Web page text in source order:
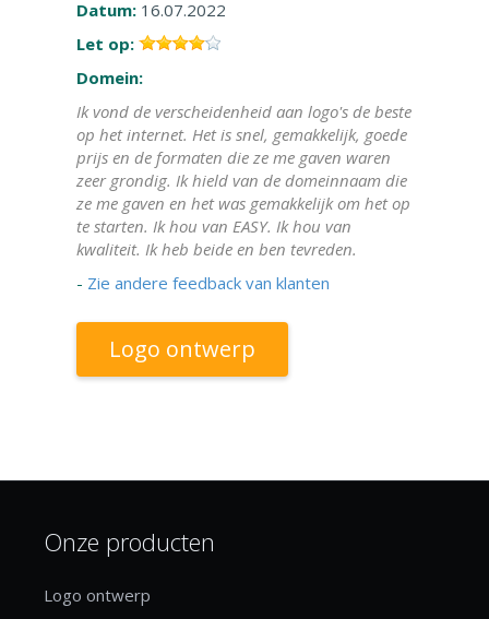
Datum: 16.07.2022
Let op:
Domein:
Ik vond de verscheidenheid aan logo's de beste
op het internet. Het is snel, gemakkelijk, goede
prijs en de formaten die ze me gaven waren
zeer grondig. Ik hield van de domeinnaam die
ze me gaven en het was gemakkelijk om het op
te starten. Ik hou van EASY. Ik hou van
kwaliteit. Ik heb beide en ben tevreden.
- Zie andere feedback van klanten
Logo ontwerp
Onze producten
Logo ontwerp